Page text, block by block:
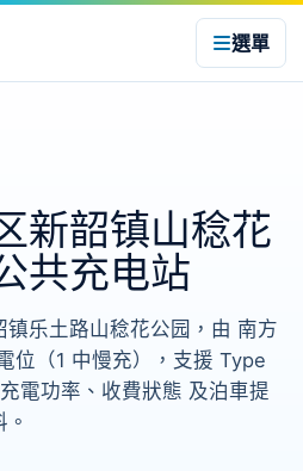
選單
新韶镇山稔花
共充电站
乐土路山稔花公园，由 南方
位（1 中慢充），支援 Type
電功率、收費狀態 及泊車提